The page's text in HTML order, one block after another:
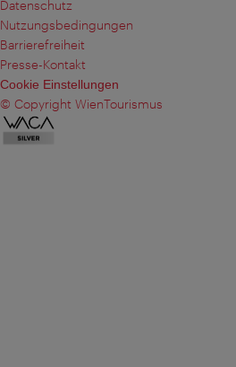
Datenschutz
Nutzungsbedingungen
Barrierefreiheit
Presse-Kontakt
Cookie Einstellungen
© Copyright WienTourismus